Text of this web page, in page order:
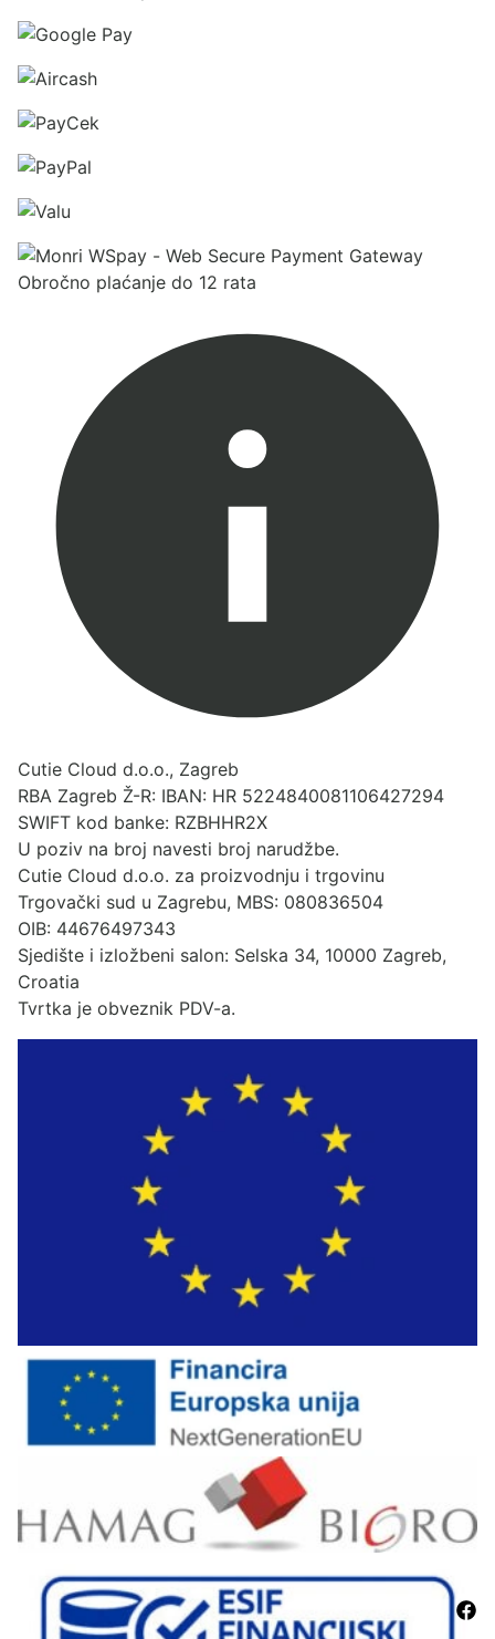
Obročno plaćanje do 12 rata
Cutie Cloud d.o.o., Zagreb
RBA Zagreb Ž-R: IBAN: HR 5224840081106427294
SWIFT kod banke: RZBHHR2X
U poziv na broj navesti broj narudžbe.
Cutie Cloud d.o.o. za proizvodnju i trgovinu
Trgovački sud u Zagrebu, MBS: 080836504
OIB: 44676497343
Sjedište i izložbeni salon: Selska 34, 10000 Zagreb,
Croatia
Tvrtka je obveznik PDV-a.